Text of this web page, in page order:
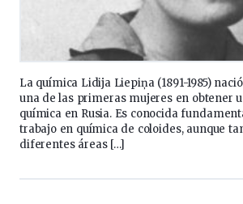
La química Lidija Liepiņa (1891-1985)
una de las primeras mujeres en obtener
química en Rusia. Es conocida
trabajo en química de coloides, aunque
diferentes áreas […]